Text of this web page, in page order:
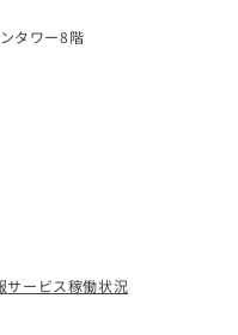
タワー8階
サービス稼働状況